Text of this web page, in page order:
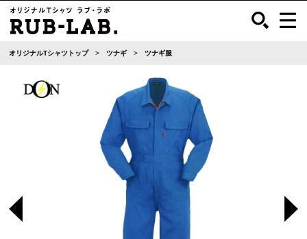
オリジナルTシャツトップ ツナギ ツナギ服